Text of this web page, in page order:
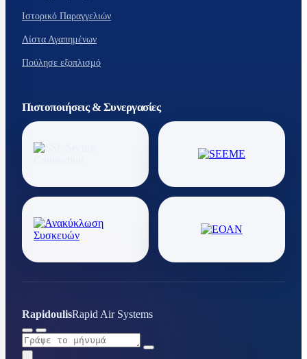
Ιστορικό Παραγγελιών
Λίστα Αγαπημένων
Πούλησε εξοπλισμό
Πιστοποιήσεις & Συνεργασίες
RapidoulisRapid Air Systems